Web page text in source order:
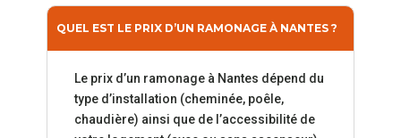
QUEL EST LE PRIX D’UN RAMONAGE À NANTES ?
Le prix d’un ramonage à Nantes dépend du
type d’installation (cheminée, poêle,
chaudière) ainsi que de l’accessibilité de